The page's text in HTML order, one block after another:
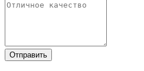
Отправить